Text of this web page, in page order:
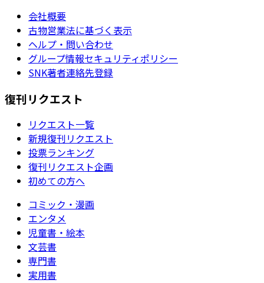
会社概要
古物営業法に基づく表示
ヘルプ・問い合わせ
グループ情報セキュリティポリシー
SNK著者連絡先登録
復刊リクエスト
リクエスト一覧
新規復刊リクエスト
投票ランキング
復刊リクエスト企画
初めての方へ
コミック・漫画
エンタメ
児童書・絵本
文芸書
専門書
実用書